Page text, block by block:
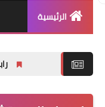
الرئيسية
رابط نتائج السادس الاعدادي 2026 الدور الاول في